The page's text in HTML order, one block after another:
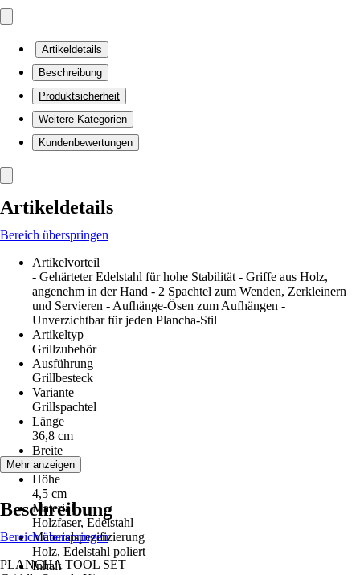
Artikeldetails
Beschreibung
Produktsicherheit
Weitere Kategorien
Kundenbewertungen
Artikeldetails
Bereich überspringen
Artikelvorteil
- Gehärteter Edelstahl für hohe Stabilität - Griffe aus Holz,
angenehm in der Hand - 2 Spachtel zum Wenden, Zerkleinern
und Servieren - Aufhänge-Ösen zum Aufhängen -
Unverzichtbar für jeden Plancha-Stil
Artikeltyp
Grillzubehör
Ausführung
Grillbesteck
Variante
Grillspachtel
Länge
36,8 cm
Breite
25,2 cm
Höhe
4,5 cm
Material
Holzfaser, Edelstahl
Materialspezifizierung
Holz, Edelstahl poliert
Inhalt
Mehr anzeigen
Beschreibung
Bereich überspringen
PLANCHA TOOL SET